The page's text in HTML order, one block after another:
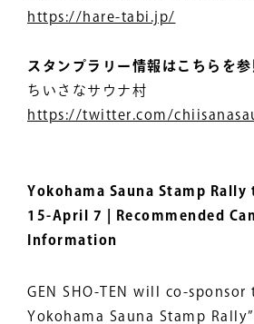
https://hare-tabi.jp/
スタンプラリー情報はこちらを
ちいさなサウナ村
https://twitter.com/
Yokohama Sauna Stamp Rally
15-April 7 | Recommended
Information
GEN SHO-TEN will co-sponsor
Yokohama Sauna Stamp